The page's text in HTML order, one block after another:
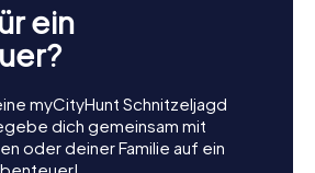
ein
myCityHunt Schnitzeljagd
dich gemeinsam mit
oder deiner Familie auf ein